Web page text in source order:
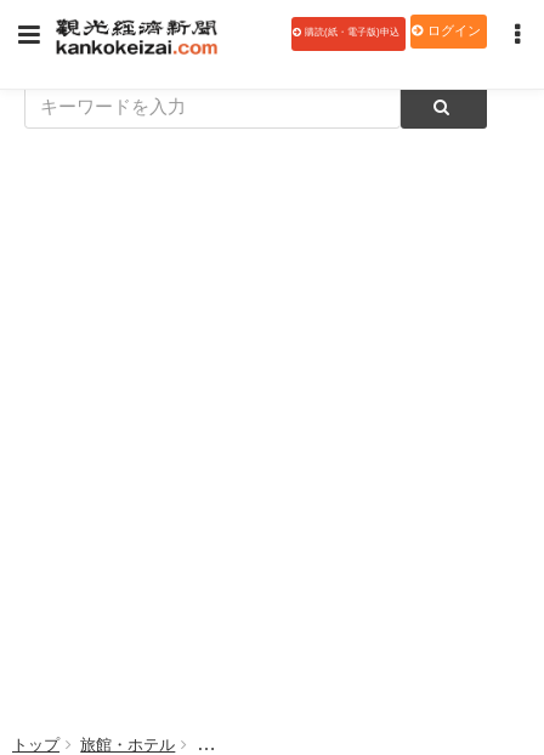
購読(紙・電子版)申込 ログイン
トップ 旅館・ホテル 軽井沢マリオットホテル、信州食材による春デ